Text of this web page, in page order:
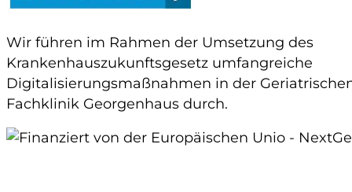
Wir führen im Rahmen der Umsetzung des
Krankenhauszukunftsgesetz umfangreiche
Digitalisierungsmaßnahmen in der
Fachklinik Georgenhaus durch.